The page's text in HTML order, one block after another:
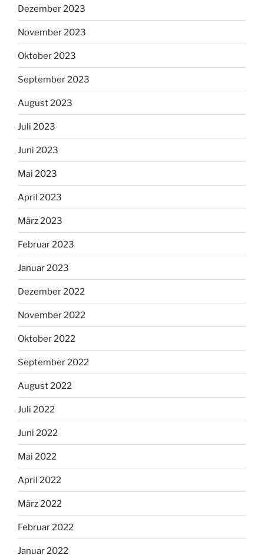
Dezember 2023
November 2023
Oktober 2023
September 2023
August 2023
Juli 2023
Juni 2023
Mai 2023
April 2023
März 2023
Februar 2023
Januar 2023
Dezember 2022
November 2022
Oktober 2022
September 2022
August 2022
Juli 2022
Juni 2022
Mai 2022
April 2022
März 2022
Februar 2022
Januar 2022